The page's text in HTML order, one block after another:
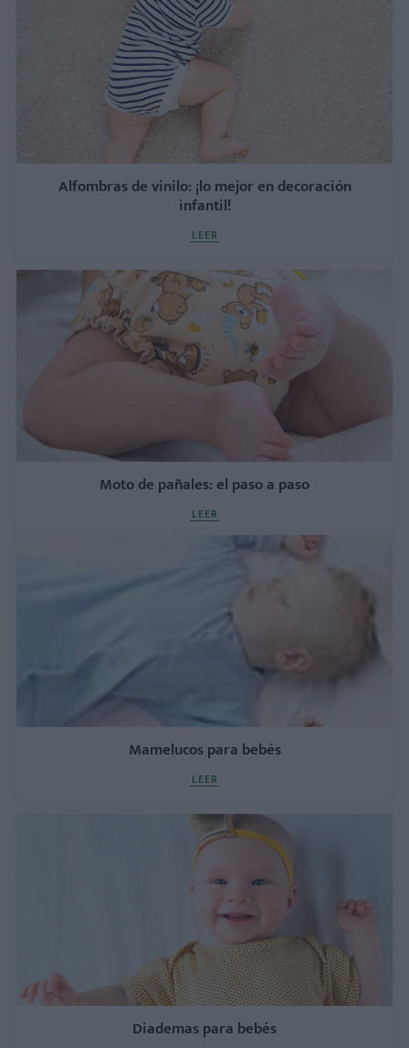
Alfombras de vinilo: ¡lo mejor en decoración
infantil!
LEER
Moto de pañales: el paso a paso
LEER
Mamelucos para bebés
LEER
Diademas para bebés